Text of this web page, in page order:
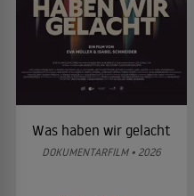
Was haben wir gelacht
DOKUMENTARFILM • 2026